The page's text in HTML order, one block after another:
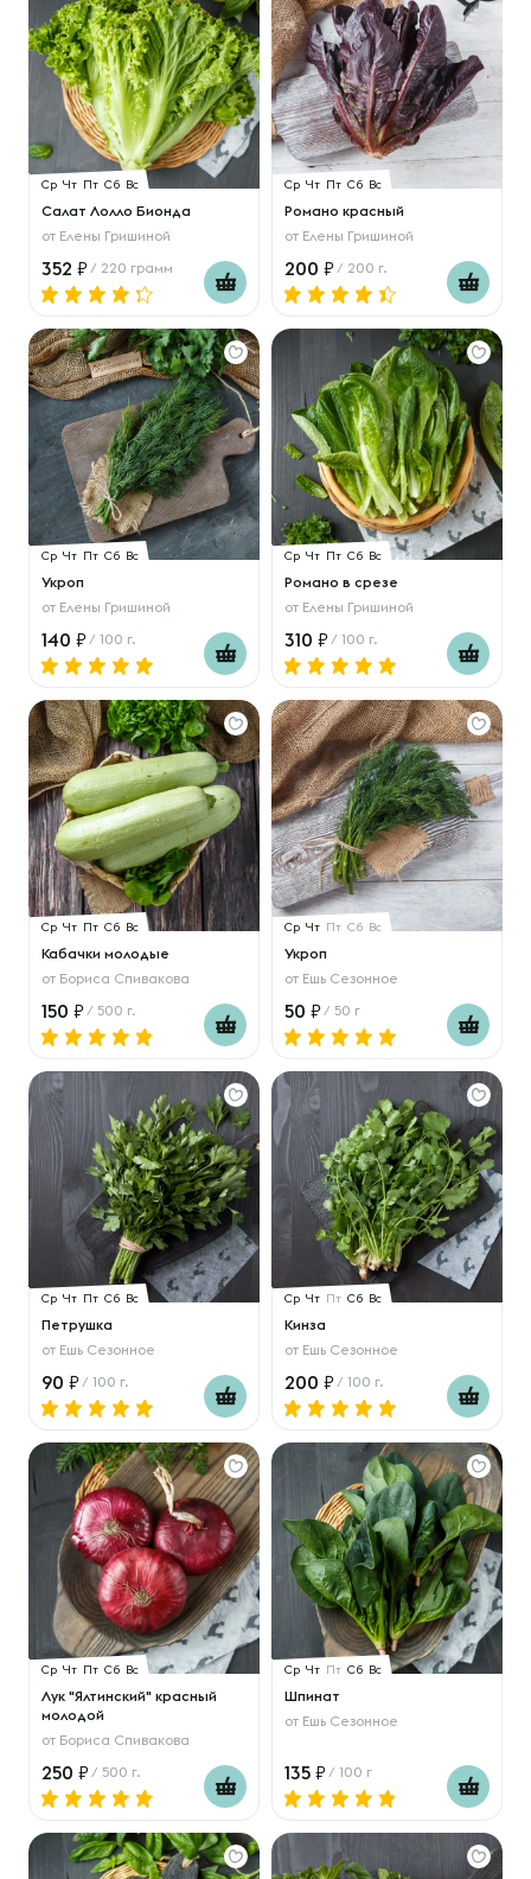
Ср Чт Пт Сб Вс
Салат Лолло Бионда
от Елены Гришиной
352 / 220 грамм
Ср Чт Пт Сб Вс
Романо красный
от Елены Гришиной
200 / 200 г.
Ср Чт Пт Сб Вс
Укроп
от Елены Гришиной
140 / 100 г.
Ср Чт Пт Сб Вс
Романо в срезе
от Елены Гришиной
310 / 100 г.
Ср Чт Пт Сб Вс
Кабачки молодые
от Бориса Спивакова
150 / 500 г.
Ср Чт Пт Сб Вс
Укроп
от Ешь Сезонное
50 / 50 г
Ср Чт Пт Сб Вс
Петрушка
от Ешь Сезонное
90 / 100 г.
Ср Чт Пт Сб Вс
Кинза
от Ешь Сезонное
200 / 100 г.
Ср Чт Пт Сб Вс
Лук "Ялтинский" красный
молодой
от Бориса Спивакова
250 / 500 г.
Ср Чт Пт Сб Вс
Шпинат
от Ешь Сезонное
135 / 100 г